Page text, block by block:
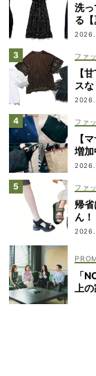
洗
る
ファ
【
ス
ファ
【
増加
ファ
帰
ん
「
上